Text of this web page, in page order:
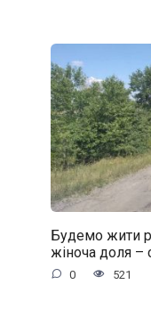
Будемо жити
жіноча доля –
0 521